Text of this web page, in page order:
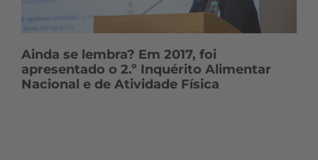
Ainda se lembra? Em 2017, foi
apresentado o 2.º Inquérito Alimentar
Nacional e de Atividade Física